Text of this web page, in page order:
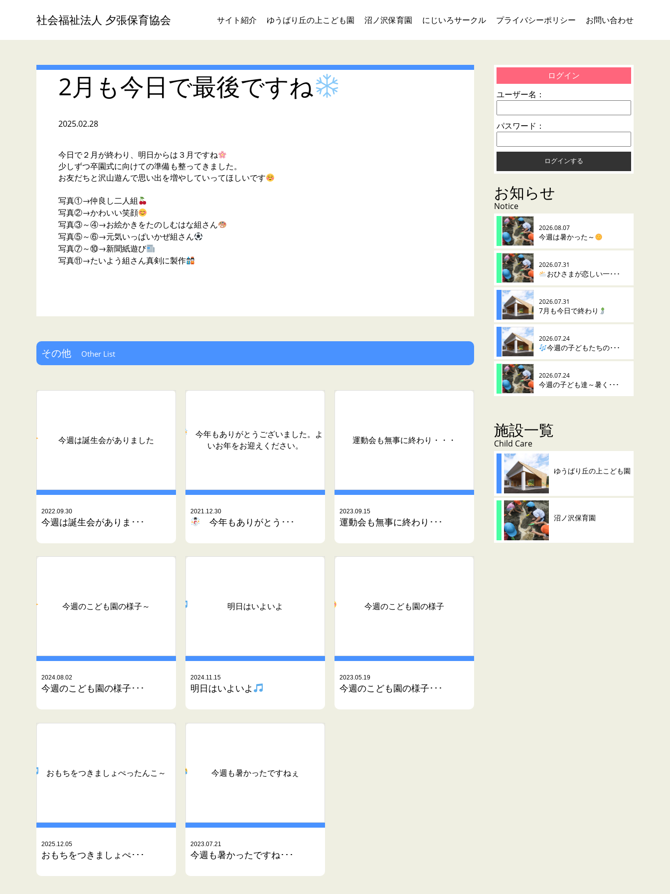
社会福祉法人 夕張保育協会 サイト紹介 ゆうばり丘の上こども園 沼ノ沢保育園 にじいろサークル プライバシーポリシー お問い合わせ
2月も今日で最後ですね
2025.02.28
今日で２月が終わり、明日からは３月ですね
少しずつ卒園式に向けての準備も整ってきました。
お友だちと沢山遊んで思い出を増やしていってほしいです
写真①→仲良し二人組
写真②→かわいい笑顔
写真③～④→お絵かきをたのしむはな組さん
写真⑤～⑥→元気いっぱいかぜ組さん
写真⑦～⑩→新聞紙遊び
写真⑪→たいよう組さん真剣に製作
その他 Other List
今週は誕生会がありました
2022.09.30
今週は誕生会がありま･･･
今年もありがとうございました。よ
いお年をお迎えください。
2021.12.30
今年もありがとう･･･
運動会も無事に終わり・・・
2023.09.15
運動会も無事に終わり･･･
今週のこども園の様子～
2024.08.02
今週のこども園の様子･･･
明日はいよいよ
2024.11.15
明日はいよいよ
今週のこども園の様子
2023.05.19
今週のこども園の様子･･･
おもちをつきましょぺったんこ～
2025.12.05
おもちをつきましょぺ･･･
今週も暑かったですねぇ
2023.07.21
今週も暑かったですね･･･
ログイン
ユーザー名：
パスワード：
お知らせ
Notice
2026.08.07
今週は暑かった～
2026.07.31
おひさまが恋しい一･･･
2026.07.31
7月も今日で終わり
2026.07.24
今週の子どもたちの･･･
2026.07.24
今週の子ども達～暑く･･･
施設一覧
Child Care
ゆうばり丘の上こども園
沼ノ沢保育園